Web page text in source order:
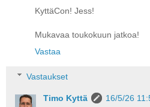
KyttäCon! Jess!
Mukavaa toukokuun jatkoa!
Vastaa
Vastaukset
Timo Kyttä
16/5/26